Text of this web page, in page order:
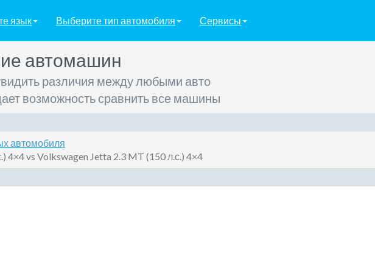
язык Выберите тип автомобиля Сервисы
автомашин
различия между любыми авто
возможность сравнить все машины
автомобиля
4×4 vs Volkswagen Jetta 2.3 MT (150 л.с.) 4×4